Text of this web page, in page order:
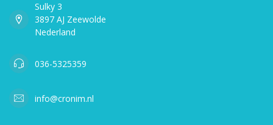
Sulky 3
3897 AJ Zeewolde
Nederland
036-5325359
info@cronim.nl